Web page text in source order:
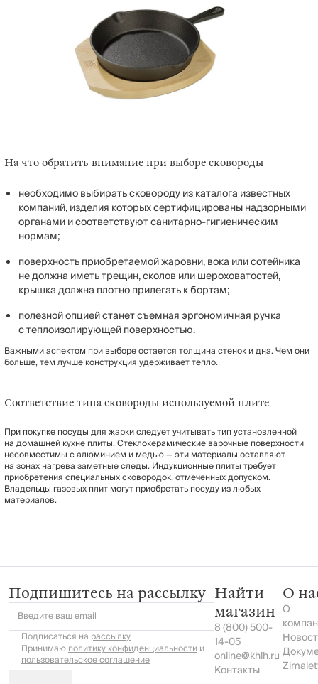
На что обратить внимание при выборе сковороды
необходимо выбирать сковороду из каталога известных
компаний, изделия которых сертифицированы надзорными
органами и соответствуют санитарно-гигиеническим
нормам;
поверхность приобретаемой жаровни, вока или сотейника
не должна иметь трещин, сколов или шероховатостей,
крышка должна плотно прилегать к бортам;
полезной опцией станет съемная эргономичная ручка
с теплоизолирующей поверхностью.
Важными аспектом при выборе остается толщина стенок и дна. Чем они
больше, тем лучше конструкция удерживает тепло.
Соответствие типа сковороды используемой плите
При покупке посуды для жарки следует учитывать тип установленной
на домашней кухне плиты. Стеклокерамические варочные поверхности
несовместимы с алюминием и медью — эти материалы оставляют
на зонах нагрева заметные следы. Индукционные плиты требует
приобретения специальных сковородок, отмеченных допуском.
Владельцы газовых плит могут приобретать посуду из любых
материалов.
Подпишитесь на рассылку
Введите ваш email
Подписаться на рассылку
Принимаюполитику конфиденциальностии
пользовательское соглашение
Найти
магазин
8 (800) 500-
14-05
online@khlh.ru
Контакты
О
О